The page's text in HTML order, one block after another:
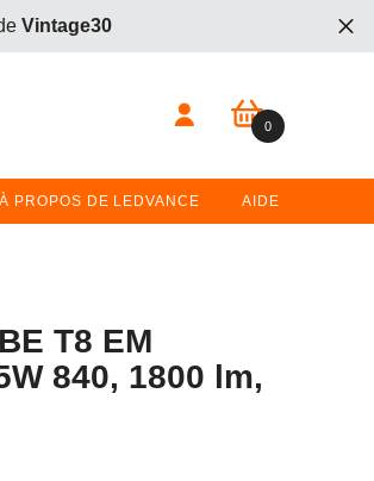
Vintage30
lors du passage en caisse.
00 article
À PROPOS DE LEDVANCE AIDE
T8 EM
840, 1800 lm,